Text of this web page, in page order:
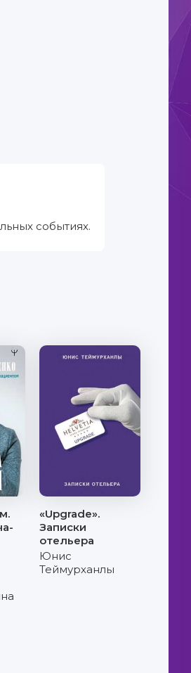
событиях.
«Upgrade».
Записки
отельера
Юнис
Теймурханлы